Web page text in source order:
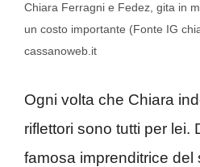
Chiara Ferragni e Fedez, gita in
un costo importante (Fonte IG
cassanoweb.it
Ogni volta che Chiara
riflettori sono tutti per lei.
famosa imprenditrice del